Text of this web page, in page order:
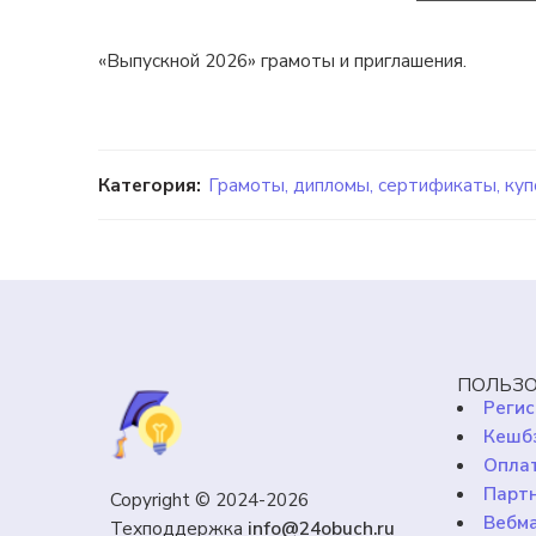
«Выпускной 2026» грамоты и приглашения.
Категория: Грамоты, дипломы, сертификаты,
Copyright © 2024-2026
Техподдержка info@24obuch.ru